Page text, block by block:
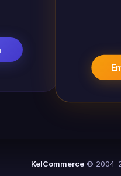
KelCommerce© 2004-